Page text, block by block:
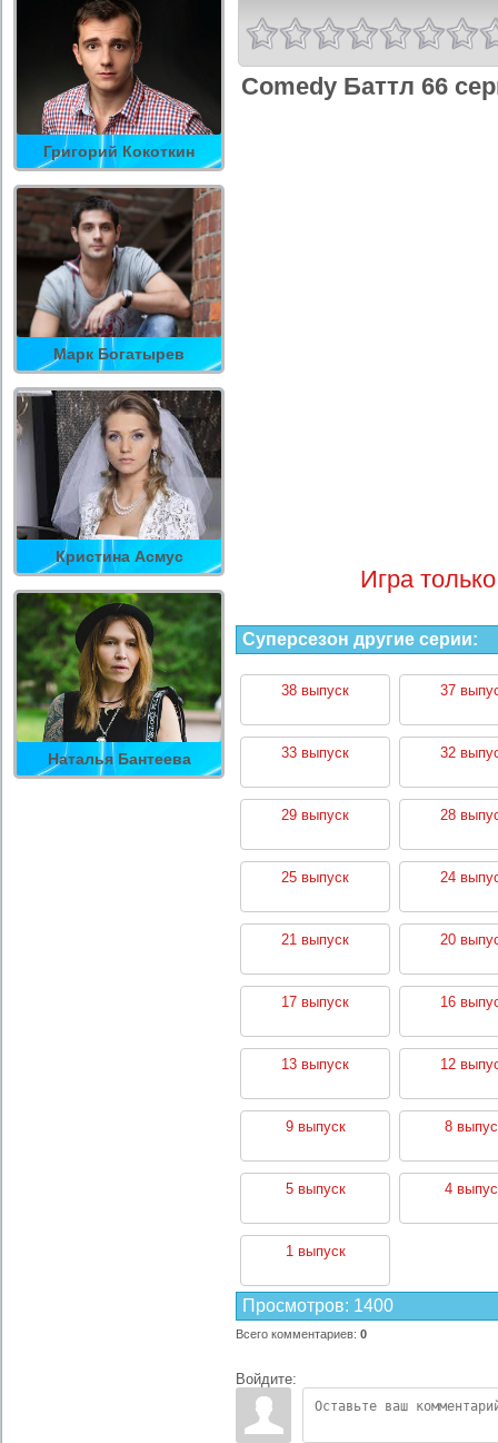
Григорий Кокоткин
Марк Богатырев
Кристина Асмус
Наталья Бантеева
Comedy Баттл 66
Игра
Суперсезон другие серии:
38 выпуск 37
33 выпуск 32
29 выпуск 28
25 выпуск 24
21 выпуск 20
17 выпуск 16
13 выпуск 12
9 выпуск 8
5 выпуск 4
1 выпуск
Просмотров: 1400
Всего комментариев: 0
Войдите: